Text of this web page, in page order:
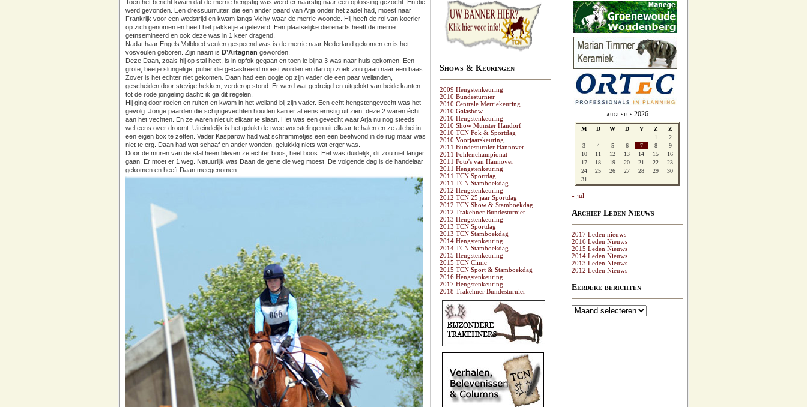
Toen het bericht kwam dat de merrie hengstig was werd er naarstig naar een oplossing gezocht. En die
werd gevonden. Een dressuurruiter, die een ander paard van Arja onder het zadel had, moest naar
Frankrijk voor een wedstrijd en kwam langs Vichy waar de merrie woonde. Hij heeft de rol van koerier
op zich genomen en heeft het pakketje afgeleverd. Een plaatselijke dierenarts heeft de merrie
geïnsemineerd en ook deze was in 1 keer dragend.
Nadat haar Engels Volbloed veulen gespeend was is de merrie naar Nederland gekomen en is het
vosveulen geboren. Zijn naam is D’Artagnan geworden.
Deze Daan, zoals hij op stal heet, is in opfok gegaan en toen ie bijna 3 was naar huis gekomen. Een
grote, beetje slungelige, puber die gecastreerd moest worden en dan op zoek zou gaan naar een baas.
Zover is het echter niet gekomen. Daan had een oogje op zijn vader die een paar weilanden,
gescheiden door stevige hekken, verderop stond. Er werd wat gedreigd en uitgelokt van beide kanten
tot de rode jongeling dacht: ik ga dit regelen.
Hij ging door roeien en ruiten en kwam in het weiland bij zijn vader. Een echt hengstengevecht was het
gevolg. Jonge paarden die schijngevechten houden kan er al eens ernstig uit zien, deze 2 waren écht
aan het vechten. En ze waren niet uit elkaar te slaan. Het was een gevecht waar Arja nu nog steeds
wel eens over droomt. Uiteindelijk is het gelukt de twee woestelingen uit elkaar te halen en ze allebei in
een eigen box te zetten. Vader Kasparow had wat schrammetjes een een beetwond in de rug maar was
niet te erg. Daan had wat schaaf en ander wonden, gelukkig niets wat erger was.
Door de muren van de stal heen bleven ze echter boos, heel boos. Het was duidelijk, dit zou niet langer
gaan. Er moet er 1 weg. Natuurlijk was Daan de gene die weg moest. De volgende dag is de handelaar
gekomen en heeft Daan meegenomen.
Shows & Keuringen
2009 Hengstenkeuring
2010 Bundesturnier
2010 Centrale Merriekeuring
2010 Galashow
2010 Hengstenkeuring
2010 Show Münster Handorf
2010 TCN Fok & Sportdag
2010 Voorjaarskeuring
2011 Bundesturnier Hannover
2011 Fohlenchampionat
2011 Foto's van Hannover
2011 Hengstenkeuring
2011 TCN Sportdag
2011 TCN Stamboekdag
2012 Hengstenkeuring
2012 TCN 25 jaar Sportdag
2012 TCN Show & Stamboekdag
2012 Trakehner Bundesturnier
2013 Hengstenkeuring
2013 TCN Sportdag
2013 TCN Stamboekdag
2014 Hengstenkeuring
2014 TCN Stamboekdag
2015 Hengstenkeuring
2015 TCN Clinic
2015 TCN Sport & Stamboekdag
2016 Hengstenkeuring
2017 Hengstenkeuring
2018 Trakehner Bundesturnier
augustus 2026
M D W D V Z
Z
1
2
3
4 5 6 7 8
9
10
11 12 13 14 15
16
17
18 19 20 21 22
23
24
25 26 27 28 29
30
31
« jul
Archief Leden Nieuws
2017 Leden nieuws
2016 Leden Nieuws
2015 Leden Nieuws
2014 Leden Nieuws
2013 Leden Nieuws
2012 Leden Nieuws
Eerdere berichten
Eerdere
berichten